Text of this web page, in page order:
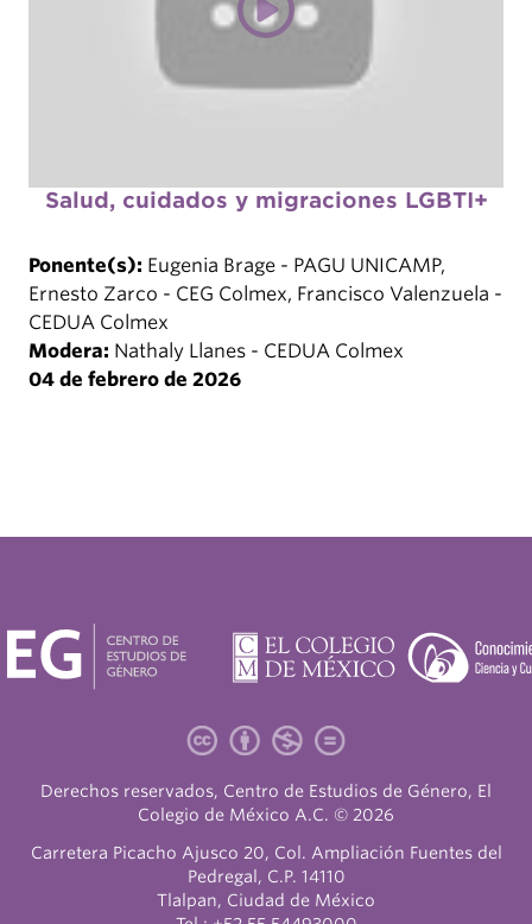
Salud, cuidados y migraciones LGBTI+
Ponente(s): Eugenia Brage - PAGU UNICAMP,
Ernesto Zarco - CEG Colmex, Francisco Valenzuela -
CEDUA Colmex
Modera: Nathaly Llanes - CEDUA Colmex
04 de febrero de 2026
Derechos reservados, Centro de Estudios de Género, El
Colegio de México A.C. © 2026
Carretera Picacho Ajusco 20, Col. Ampliación Fuentes del
Pedregal, C.P. 14110
Tlalpan, Ciudad de México